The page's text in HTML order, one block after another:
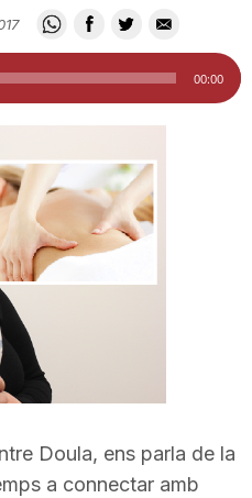
00:00
Doula, ens parla de la
a connectar amb